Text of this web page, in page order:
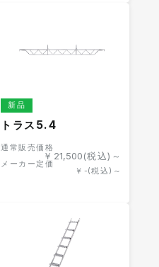
新品
トラス5.4
通常販売価格
￥ 21,500(税込)～
メーカー定価
￥ -(税込)～